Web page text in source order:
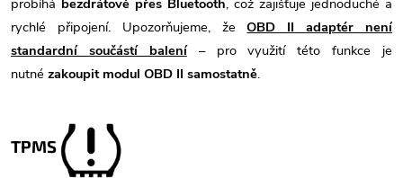
probíhá bezdrátově přes Bluetooth, což zajišťuje jednoduché a
rychlé připojení. Upozorňujeme, že
OBD II adaptér není
standardní součástí balení
– pro využití této funkce je
nutné zakoupit modul OBD II samostatně.
TPMS